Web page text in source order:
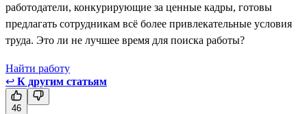
работодатели, конкурирующие за ценные кадры, готовы
предлагать сотрудникам всё более привлекательные условия
труда. Это ли не лучшее время для поиска работы?
Найти работу
↩ К другим статьям
46